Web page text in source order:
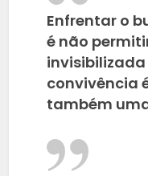
Enfrentar o
é não
invisibilizada
convivência
também